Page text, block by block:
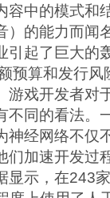
容中的模式和
）的能力而闻
引起了巨大的
预算和发行风
游戏开发者对
不同的看法。
神经网络不仅
们加速开发过
显示，在243